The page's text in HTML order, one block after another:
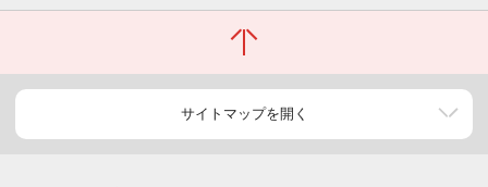
サイトマップを開く